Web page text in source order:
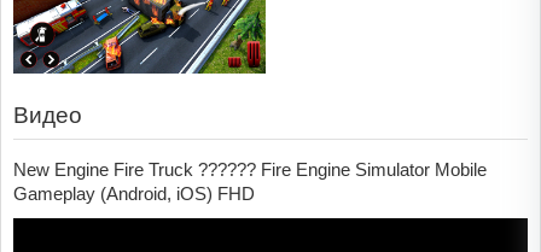
Видео
New Engine Fire Truck ?????? Fire Engine Simulator Mobile
Gameplay (Android, iOS) FHD